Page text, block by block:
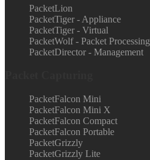
PacketLion
PacketTiger - Appliance
PacketTiger - Virtual
PacketWolf - Packet Processing
PacketDirector - Management
PacketFalcon Mini
PacketFalcon Mini X
PacketFalcon Compact
PacketFalcon Portable
PacketGrizzly
PacketGrizzly Lite